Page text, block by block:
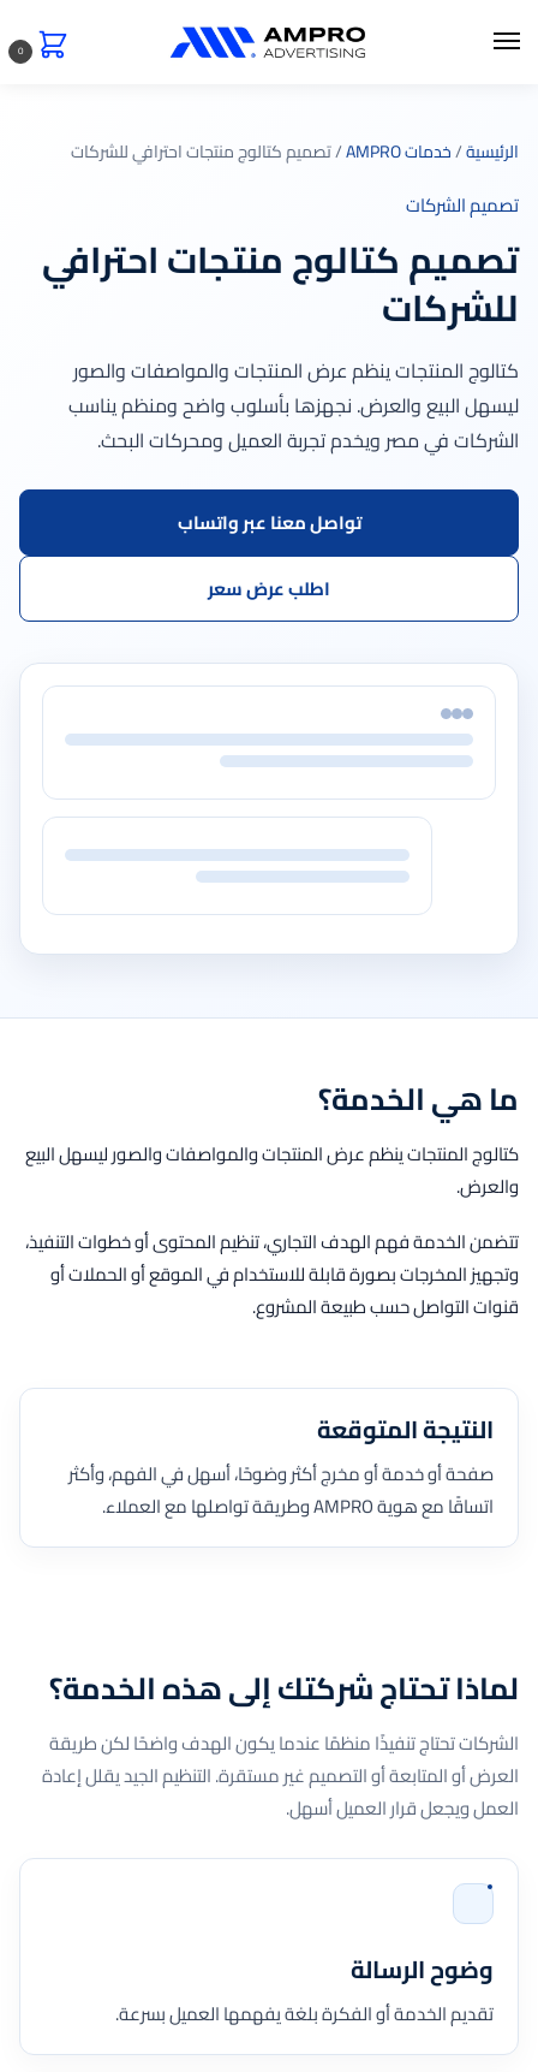
0
الرئيسية/خدمات AMPRO / تصميم كتالوج منتجات احترافي للشركات
تصميم الشركات
تصميم كتالوج منتجات احترافي
للشركات
كتالوج المنتجات ينظم عرض المنتجات والمواصفات والصور
ليسهل البيع والعرض. نجهزها بأسلوب واضح ومنظم يناسب
الشركات في مصر ويخدم تجربة العميل ومحركات البحث.
تواصل معنا عبر واتساب
اطلب عرض سعر
ما هي الخدمة؟
كتالوج المنتجات ينظم عرض المنتجات والمواصفات والصور ليسهل البيع
والعرض.
تتضمن الخدمة فهم الهدف التجاري، تنظيم المحتوى أو خطوات التنفيذ،
وتجهيز المخرجات بصورة قابلة للاستخدام في الموقع أو الحملات أو
قنوات التواصل حسب طبيعة المشروع.
النتيجة المتوقعة
صفحة أو خدمة أو مخرج أكثر وضوحًا، أسهل في الفهم، وأكثر
اتساقًا مع هوية AMPRO وطريقة تواصلها مع العملاء.
لماذا تحتاج شركتك إلى هذه الخدمة؟
الشركات تحتاج تنفيذًا منظمًا عندما يكون الهدف واضحًا لكن طريقة
العرض أو المتابعة أو التصميم غير مستقرة. التنظيم الجيد يقلل إعادة
العمل ويجعل قرار العميل أسهل.
وضوح الرسالة
تقديم الخدمة أو الفكرة بلغة يفهمها العميل بسرعة.